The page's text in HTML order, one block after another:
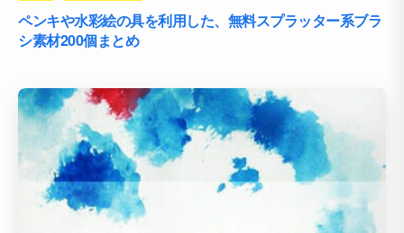
ペンキや水彩絵の具を利用した、無料スプラッター系ブラ
シ素材200個まとめ